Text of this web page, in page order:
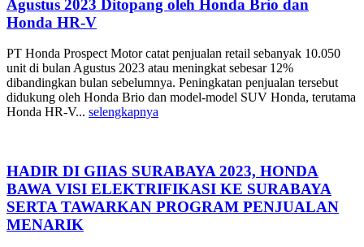
Agustus 2023 Ditopang oleh Honda Brio dan
Honda HR-V
PT Honda Prospect Motor catat penjualan retail sebanyak 10.050
unit di bulan Agustus 2023 atau meningkat sebesar 12%
dibandingkan bulan sebelumnya. Peningkatan penjualan tersebut
didukung oleh Honda Brio dan model-model SUV Honda, terutama
Honda HR-V... selengkapnya
HADIR DI GIIAS SURABAYA 2023, HONDA
BAWA VISI ELEKTRIFIKASI KE SURABAYA
SERTA TAWARKAN PROGRAM PENJUALAN
MENARIK